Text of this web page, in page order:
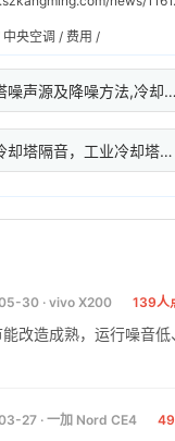
中央空调 / 费用 /
冷却塔噪声源及降噪方法,冷却塔…
电厂冷却塔隔音，工业冷却塔噪声控
30 · vivo X200 139人
改造成熟，运行噪音
27 · 一加 Nord CE4